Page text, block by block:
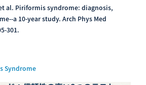
al. Piriformis syndrome: diagnosis,
a 10-year study. Arch Phys Med
301.
Syndrome